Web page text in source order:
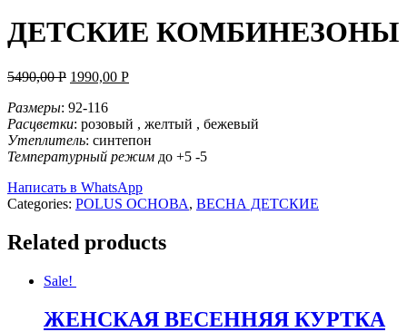
ДЕТСКИЕ КОМБИНЕЗОНЫ
5490,00Р 1990,00 Р
Размеры: 92-116
Расцветки: розовый , желтый , бежевый
Утеплитель: синтепон
Температурный режим до +5 -5
Написать в WhatsApp
Categories: POLUS ОСНОВА, ВЕСНА ДЕТСКИЕ
Related products
Sale!
ЖЕНСКАЯ ВЕСЕННЯЯ КУРТКА